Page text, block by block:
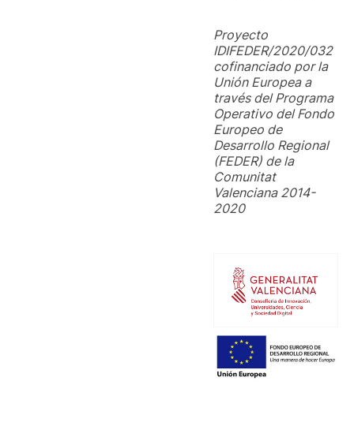
Proyecto
IDIFEDER/2020/032
cofinanciado por la
Unión Europea a
través del Programa
Operativo del Fondo
Europeo de
Desarrollo Regional
(FEDER) de la
Comunitat
Valenciana 2014-
2020